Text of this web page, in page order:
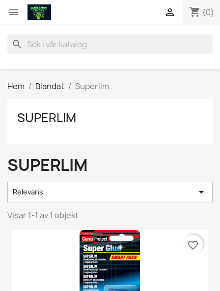
 shopping_cart (0)

search
Hem Blandat Superlim
SUPERLIM
SUPERLIM
Relevans 
Visar 1-1 av 1 objekt
favorite_border